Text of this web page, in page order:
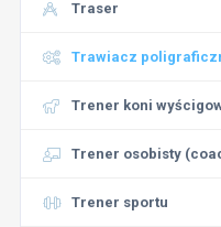
Traser
Trawiacz
Trener koni
Trener osobisty
Trener sportu